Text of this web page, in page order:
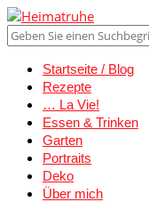
Startseite / Blog
Rezepte
… La Vie!
Essen & Trinken
Garten
Portraits
Deko
Über mich